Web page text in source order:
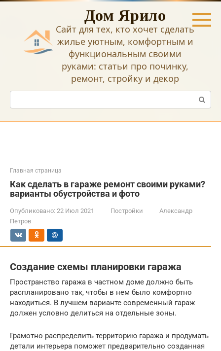
Перейти
Дом Ярило
Сайт для тех, кто хочет сделать
жилье уютным, комфортным и
функциональным своими
руками: статьи про починку,
ремонт, стройку и декор
Поиск:
Главная страница
Как сделать в гараже ремонт своими руками?
варианты обустройства и фото
Опубликовано: 22 Июл 2021 Постройки
Александр
Петров
Создание схемы планировки гаража
Пространство гаража в частном доме должно быть
распланировано так, чтобы в нем было комфортно
находиться. В лучшем варианте современный гараж
должен условно делиться на отдельные зоны.
Грамотно распределить территорию гаража и продумать
детали интерьера поможет предварительно созданная